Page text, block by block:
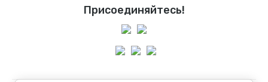
Присоединяйтесь!